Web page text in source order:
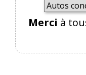
Merci à